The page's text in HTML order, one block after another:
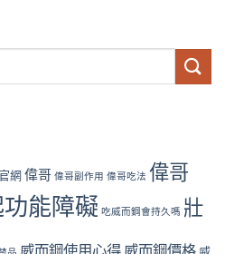
網偉哥 偉哥副作用 偉哥吃法 偉哥
能障礙 吃威而鋼會持久嗎 壯
品 威而鋼使用心得 威而鋼價格